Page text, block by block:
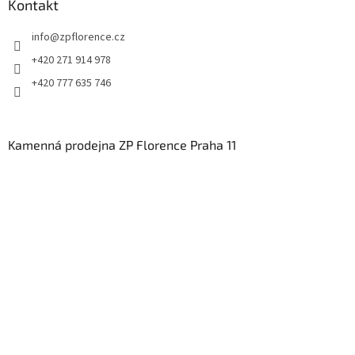
Kontakt
info@zpflorence.cz
+420 271 914 978
+420 777 635 746
Kamenná prodejna ZP Florence Praha 11